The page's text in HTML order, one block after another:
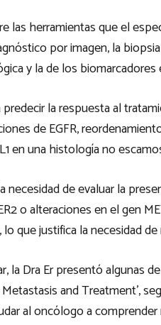
las herramientas que el
por imagen, la
y la de los
predecir la respuesta al
de EGFR,
en una histología no
necesidad de evaluar la
o alteraciones en el gen
que justifica la necesidad
la Dra Er presentó algunas
Metastasis and Treatment’,
al oncólogo a